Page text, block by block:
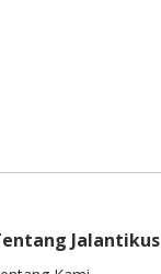
Jalantikus